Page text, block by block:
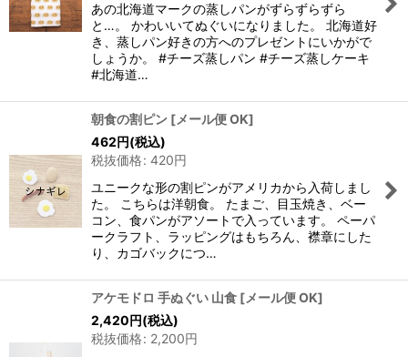
あの北海道マークの蒸しパンがずらずらずら
と…。 かわいいてぬぐいになりました。 北海道好
き、蒸しパン好きの方へのプレゼントにいかがで
しょうか。 #チーズ蒸しパン #チーズ蒸しケーキ
#北海道…
朝食の割ピン [メール便 OK]
462円(税込)
税抜価格: 420円
ユニークな形の割ピンがアメリカから入荷しまし
た。 こちらは洋朝食。 たまご、目玉焼き、ベー
コン、食パンがアソートで入っています。 ペーパ
ークラフト、ラッピングはもちろん、襟章にした
り、カゴバックにつ…
アケモドロ 手ぬぐい 山食 [メール便 OK]
2,420円(税込)
税抜価格: 2,200円